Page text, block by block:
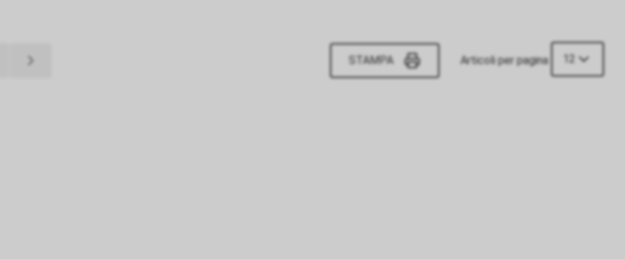
Articoli per pagina 12
STAMPA